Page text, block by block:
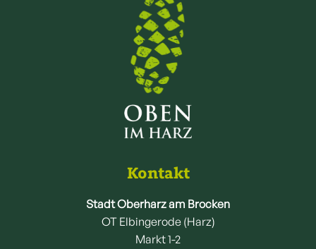
Kontakt
Stadt Oberharz am Brocken
OT Elbingerode (Harz)
Markt 1-2